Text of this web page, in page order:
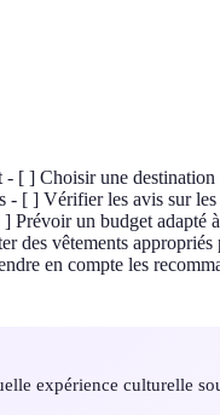
- [ ] Choisir une
- [ ] Vérifier les avis sur les
Prévoir un budget adapté
des vêtements appropriés
en compte les
expérience culturelle